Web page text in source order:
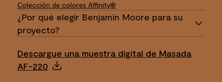
Colección de colores Affinity®
¿Por qué elegir Benjamin Moore para su
proyecto?
Descargue una muestra digital de Masada
AF-220